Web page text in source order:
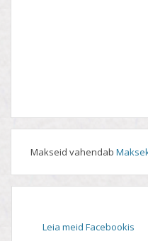
Makseid vahendab
Leia meid Facebookis